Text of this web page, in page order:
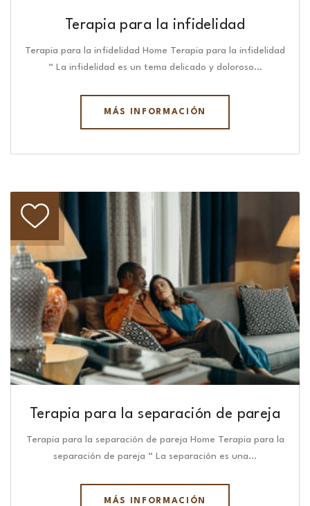
Terapia para la infidelidad
Terapia para la infidelidad Home Terapia para la infidelidad
“ La infidelidad es un tema delicado y doloroso…
MÁS INFORMACIÓN
Terapia para la separación de pareja
Terapia para la separación de pareja Home Terapia para la
separación de pareja “ La separación es una…
MÁS INFORMACIÓN